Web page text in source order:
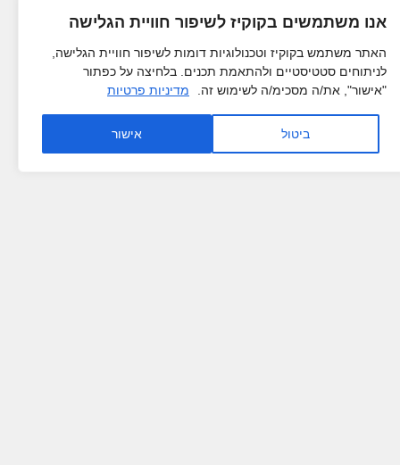
אנו משתמשים בקוקיז לשיפור חוויית הגלישה
האתר משתמש בקוקיז וטכנולוגיות דומות לשיפור חוויית הגלישה,
לניתוחים סטטיסטיים ולהתאמת תכנים. בלחיצה על כפתור
"אישור", את/ה מסכימ/ה לשימוש זה.
מדיניות פרטיות
ביטול אישור